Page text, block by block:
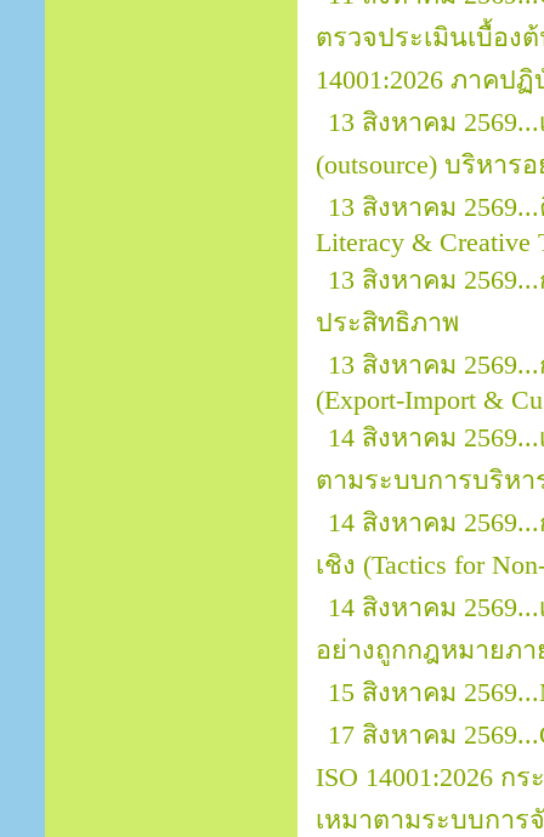
ตรวจประเมินเบื้อง
14001:2026 ภาคป
13 สิงหาคม
(outsource) บริหาร
13 สิงหาคม
Literacy & Creative
13 สิงหาคม
ประสิทธิภาพ
13 สิงหาคม
(Export-Import &
14 สิงหาคม
ตามระบบการบริหา
14 สิงหาคม
เชิง (Tactics for
14 สิงหาคม
อย่างถูกกฎหมายภา
15 สิงหาคม
17 สิงหาคม
ISO 14001:2026
เหมาตามระบบการ